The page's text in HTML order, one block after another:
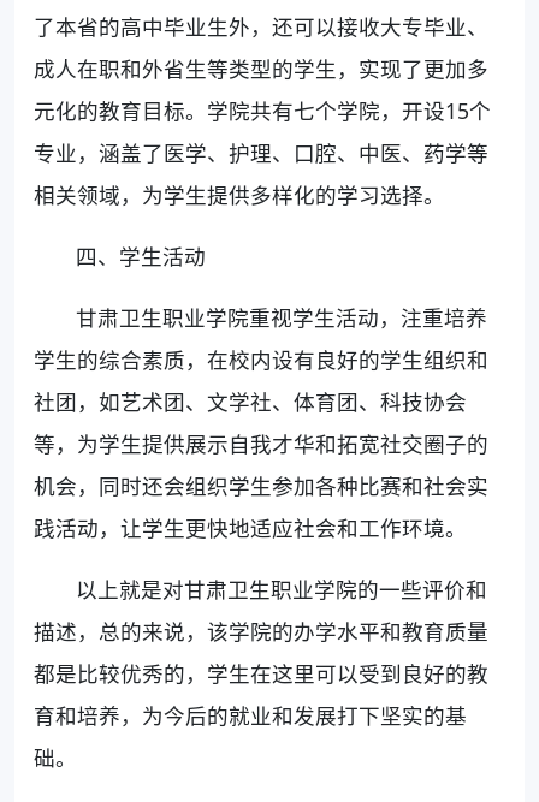
了本省的高中毕业生外，还可以接收大专毕业、
成人在职和外省生等类型的学生，实现了更加多
元化的教育目标。学院共有七个学院，开设15个
专业，涵盖了医学、护理、口腔、中医、药学等
相关领域，为学生提供多样化的学习选择。
四、学生活动
甘肃卫生职业学院重视学生活动，注重培养
学生的综合素质，在校内设有良好的学生组织和
社团，如艺术团、文学社、体育团、科技协会
等，为学生提供展示自我才华和拓宽社交圈子的
机会，同时还会组织学生参加各种比赛和社会实
践活动，让学生更快地适应社会和工作环境。
以上就是对甘肃卫生职业学院的一些评价和
描述，总的来说，该学院的办学水平和教育质量
都是比较优秀的，学生在这里可以受到良好的教
育和培养，为今后的就业和发展打下坚实的基
础。